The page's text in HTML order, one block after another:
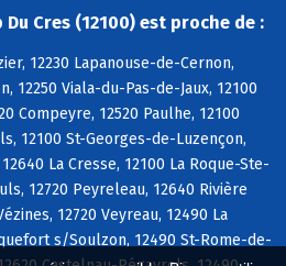
Cres (12100) est proche de :
12230 Lapanouse-de-Cernon,
12250 Viala-du-Pas-de-Jaux, 12100
Compeyre, 12520 Paulhe, 12100
12100 St-Georges-de-Luzençon,
La Cresse, 12100 La Roque-Ste-
12720 Peyreleau, 12640 Rivière
12720 Veyreau, 12490 La
s/Soulzon, 12490 St-Rome-de-